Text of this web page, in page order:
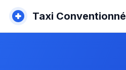
Taxi Conventionné